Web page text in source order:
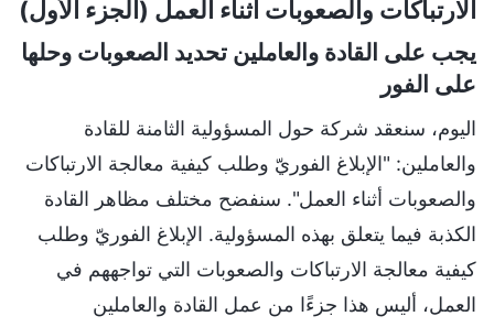
الارتباكات والصعوبات أثناء العمل (الجزء الأول)
يجب على القادة والعاملين تحديد الصعوبات وحلها
على الفور
اليوم، سنعقد شركة حول المسؤولية الثامنة للقادة
والعاملين: "الإبلاغ الفوريّ وطلب كيفية معالجة الارتباكات
والصعوبات أثناء العمل". سنفضح مختلف مظاهر القادة
الكذبة فيما يتعلق بهذه المسؤولية. الإبلاغ الفوريّ وطلب
كيفية معالجة الارتباكات والصعوبات التي تواجههم في
العمل، أليس هذا جزءًا من عمل القادة والعاملين